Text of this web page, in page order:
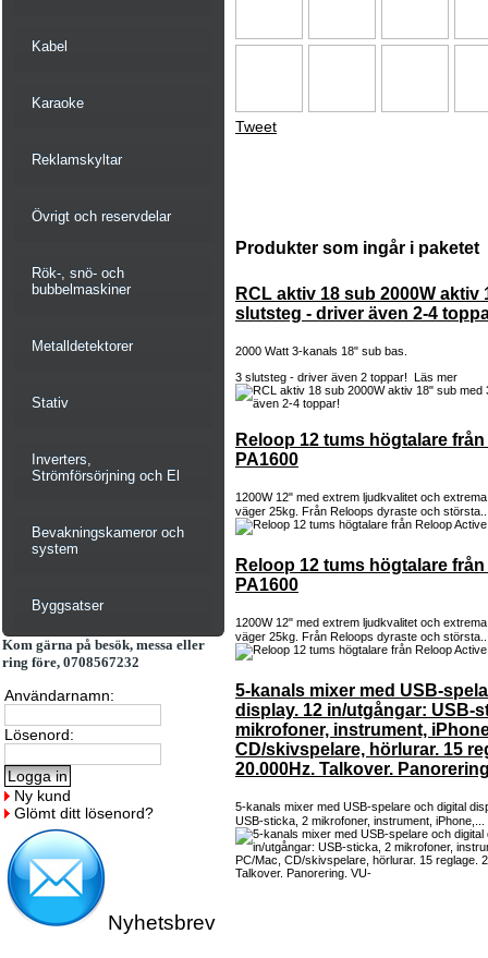
Kabel
Karaoke
Reklamskyltar
Övrigt och reservdelar
Rök-, snö- och
bubbelmaskiner
Metalldetektorer
Stativ
Inverters,
Strömförsörjning och El
Bevakningskameror och
system
Byggsatser
Kom gärna på besök, messa eller
ring före, 0708567232
Användarnamn:
Lösenord:
Ny kund
Glömt ditt lösenord?
Nyhetsbrev
Tweet
Produkter som ingår i paketet
RCL aktiv 18 sub 2000W aktiv
slutsteg - driver även 2-4
2000 Watt 3-kanals 18" sub bas.
3 slutsteg - driver även 2 toppar!
Läs mer
Reloop 12 tums högtalare
PA1600
1200W 12" med extrem ljudkvalitet och
väger 25kg. Från Reloops dyraste och
Reloop 12 tums högtalare
PA1600
1200W 12" med extrem ljudkvalitet och
väger 25kg. Från Reloops dyraste och
5-kanals mixer med USB-
display. 12 in/utgångar: USB-
mikrofoner, instrument,
CD/skivspelare, hörlurar. 15
20.000Hz. Talkover.
5-kanals mixer med USB-spelare och digital
USB-sticka, 2 mikrofoner, instrument, iPhone,...